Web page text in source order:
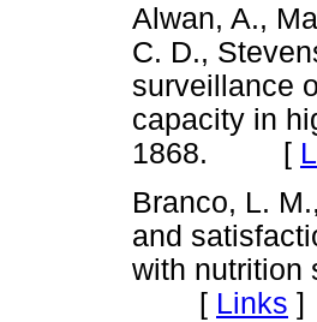
Alwan, A.,
C. D.,
surveillance
capacity in
1868. [
Branco, L.
and
with nutrition
[ Links ]